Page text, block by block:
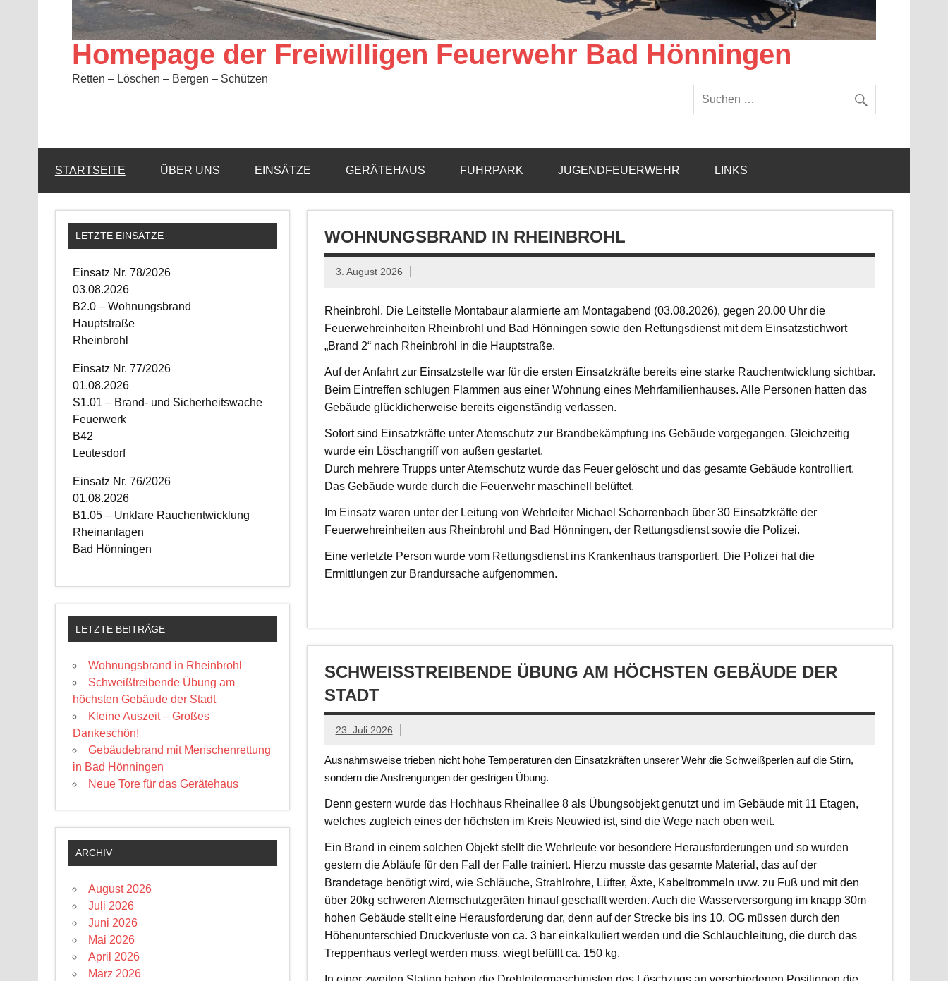
Homepage der Freiwilligen Feuerwehr Bad Hönningen
Retten – Löschen – Bergen – Schützen
STARTSEITE ÜBER UNS EINSÄTZE GERÄTEHAUS FUHRPARK JUGENDFEUERWEHR LINKS
WOHNUNGSBRAND IN RHEINBROHL
3. August 2026
Rheinbrohl. Die Leitstelle Montabaur alarmierte am Montagabend (03.08.2026), gegen 20.00 Uhr die
Feuerwehreinheiten Rheinbrohl und Bad Hönningen sowie den Rettungsdienst mit dem Einsatzstichwort
„Brand 2“ nach Rheinbrohl in die Hauptstraße.
Auf der Anfahrt zur Einsatzstelle war für die ersten Einsatzkräfte bereits eine starke Rauchentwicklung sichtbar.
Beim Eintreffen schlugen Flammen aus einer Wohnung eines Mehrfamilienhauses. Alle Personen hatten das
Gebäude glücklicherweise bereits eigenständig verlassen.
Sofort sind Einsatzkräfte unter Atemschutz zur Brandbekämpfung ins Gebäude vorgegangen. Gleichzeitig
wurde ein Löschangriff von außen gestartet.
Durch mehrere Trupps unter Atemschutz wurde das Feuer gelöscht und das gesamte Gebäude kontrolliert.
Das Gebäude wurde durch die Feuerwehr maschinell belüftet.
Im Einsatz waren unter der Leitung von Wehrleiter Michael Scharrenbach über 30 Einsatzkräfte der
Feuerwehreinheiten aus Rheinbrohl und Bad Hönningen, der Rettungsdienst sowie die Polizei.
Eine verletzte Person wurde vom Rettungsdienst ins Krankenhaus transportiert. Die Polizei hat die
Ermittlungen zur Brandursache aufgenommen.
SCHWEISSTREIBENDE ÜBUNG AM HÖCHSTEN GEBÄUDE DER S
TADT
23. Juli 2026
Ausnahmsweise trieben nicht hohe Temperaturen den Einsatzkräften unserer Wehr die Schweißperlen auf die Stirn,
sondern die Anstrengungen der gestrigen Übung.
Denn gestern wurde das Hochhaus Rheinallee 8 als Übungsobjekt genutzt und im Gebäude mit 11 Etagen,
welches zugleich eines der höchsten im Kreis Neuwied ist, sind die Wege nach oben weit.
Ein Brand in einem solchen Objekt stellt die Wehrleute vor besondere Herausforderungen und so wurden
gestern die Abläufe für den Fall der Falle trainiert. Hierzu musste das gesamte Material, das auf der
Brandetage benötigt wird, wie Schläuche, Strahlrohre, Lüfter, Äxte, Kabeltrommeln uvw. zu Fuß und mit den
über 20kg schweren Atemschutzgeräten hinauf geschafft werden. Auch die Wasserversorgung im knapp 30m
hohen Gebäude stellt eine Herausforderung dar, denn auf der Strecke bis ins 10. OG müssen durch den
Höhenunterschied Druckverluste von ca. 3 bar einkalkuliert werden und die Schlauchleitung, die durch das
Treppenhaus verlegt werden muss, wiegt befüllt ca. 150 kg.
LETZTE EINSÄTZE
Einsatz Nr. 78/2026
03.08.2026
B2.0 – Wohnungsbrand
Hauptstraße
Rheinbrohl
Einsatz Nr. 77/2026
01.08.2026
S1.01 – Brand- und Sicherheitswache
Feuerwerk
B42
Leutesdorf
Einsatz Nr. 76/2026
01.08.2026
B1.05 – Unklare Rauchentwicklung
Rheinanlagen
Bad Hönningen
LETZTE BEITRÄGE
Wohnungsbrand in Rheinbrohl
Schweißtreibende Übung am
höchsten Gebäude der Stadt
Kleine Auszeit – Großes
Dankeschön!
Gebäudebrand mit Menschenrettung
in Bad Hönningen
Neue Tore für das Gerätehaus
ARCHIV
August 2026
Juli 2026
Juni 2026
Mai 2026
April 2026
März 2026